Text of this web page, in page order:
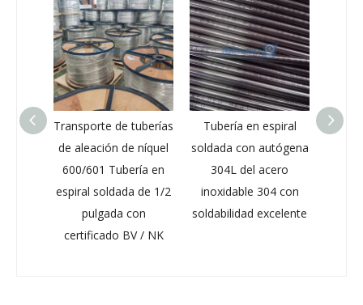
Transporte de tuberías
de aleación de níquel
600/601 Tubería en
espiral soldada de 1/2
pulgada con
certificado BV / NK
Tubería en espiral
soldada con autógena
304L del acero
inoxidable 304 con
soldabilidad excelente
ASTM
inoxidable
soldado ISO